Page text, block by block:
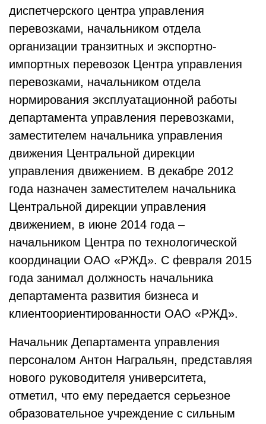
диспетчерского центра управления
перевозками, начальником отдела
организации транзитных и экспортно-
импортных перевозок Центра управления
перевозками, начальником отдела
нормирования эксплуатационной работы
департамента управления перевозками,
заместителем начальника управления
движения Центральной дирекции
управления движением. В декабре 2012
года назначен заместителем начальника
Центральной дирекции управления
движением, в июне 2014 года –
начальником Центра по технологической
координации ОАО «РЖД». С февраля 2015
года занимал должность начальника
департамента развития бизнеса и
клиентоориентированности ОАО «РЖД».
Начальник Департамента управления
персоналом Антон Награльян, представляя
нового руководителя университета,
отметил, что ему передается серьезное
образовательное учреждение с сильным